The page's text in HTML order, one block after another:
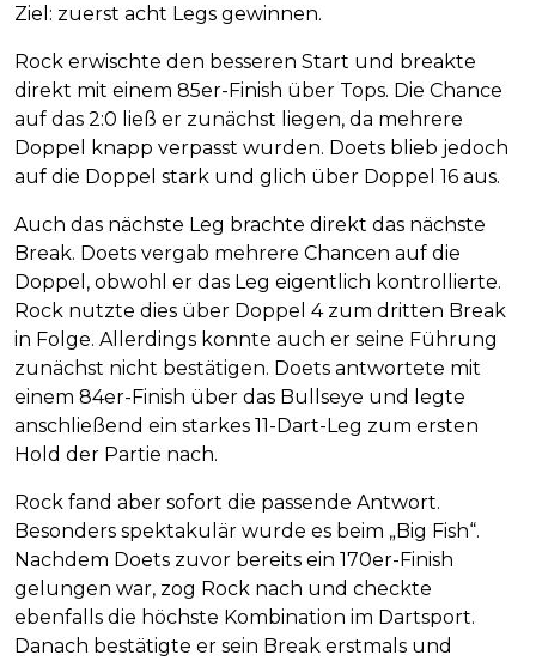
Ziel: zuerst acht Legs gewinnen.
Rock erwischte den besseren Start und breakte
direkt mit einem 85er-Finish über Tops. Die Chance
auf das 2:0 ließ er zunächst liegen, da mehrere
Doppel knapp verpasst wurden. Doets blieb jedoch
auf die Doppel stark und glich über Doppel 16 aus.
Auch das nächste Leg brachte direkt das nächste
Break. Doets vergab mehrere Chancen auf die
Doppel, obwohl er das Leg eigentlich kontrollierte.
Rock nutzte dies über Doppel 4 zum dritten Break
in Folge. Allerdings konnte auch er seine Führung
zunächst nicht bestätigen. Doets antwortete mit
einem 84er-Finish über das Bullseye und legte
anschließend ein starkes 11-Dart-Leg zum ersten
Hold der Partie nach.
Rock fand aber sofort die passende Antwort.
Besonders spektakulär wurde es beim „Big Fish“.
Nachdem Doets zuvor bereits ein 170er-Finish
gelungen war, zog Rock nach und checkte
ebenfalls die höchste Kombination im Dartsport.
Danach bestätigte er sein Break erstmals und